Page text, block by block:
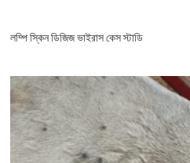
লম্পি স্কিন ডিজিজ ভাইরাস কেস স্টাডি